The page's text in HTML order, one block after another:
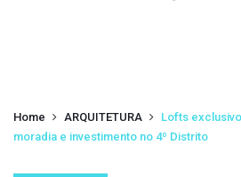
Home ARQUITETURA
Lofts
moradia e investimento no 4º Distrito